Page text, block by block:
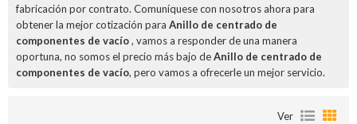
fabricación por contrato. Comuníquese con nosotros ahora para
obtener la mejor cotización para Anillo de centrado de
componentes de vacío, vamos a responder de una manera
oportuna, no somos el precio más bajo deAnillo de centrado de
componentes de vacío, pero vamos a ofrecerle un mejor servicio.
Ver